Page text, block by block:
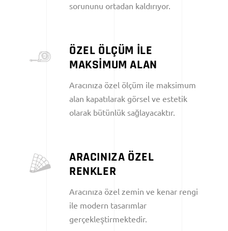
sorununu ortadan kaldırıyor.
ÖZEL ÖLÇÜM İLE
MAKSİMUM ALAN
Aracınıza özel ölçüm ile maksimum
alan kapatılarak görsel ve estetik
olarak bütünlük sağlayacaktır.
ARACINIZA ÖZEL
RENKLER
Aracınıza özel zemin ve kenar rengi
ile modern tasarımlar
gerçekleştirmektedir.